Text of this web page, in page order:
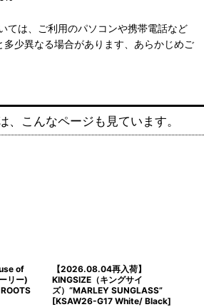
ては、ご利用のパソコンや携帯電話など
少異なる場合があります、あらかじめご
、こんなページも見ています。
of
リー)
【2026.08.04再入荷】
KINGSIZE（キングサイ
ズ）“MARLEY SUNGLASS”
[KSAW26-G17 White/ Black]